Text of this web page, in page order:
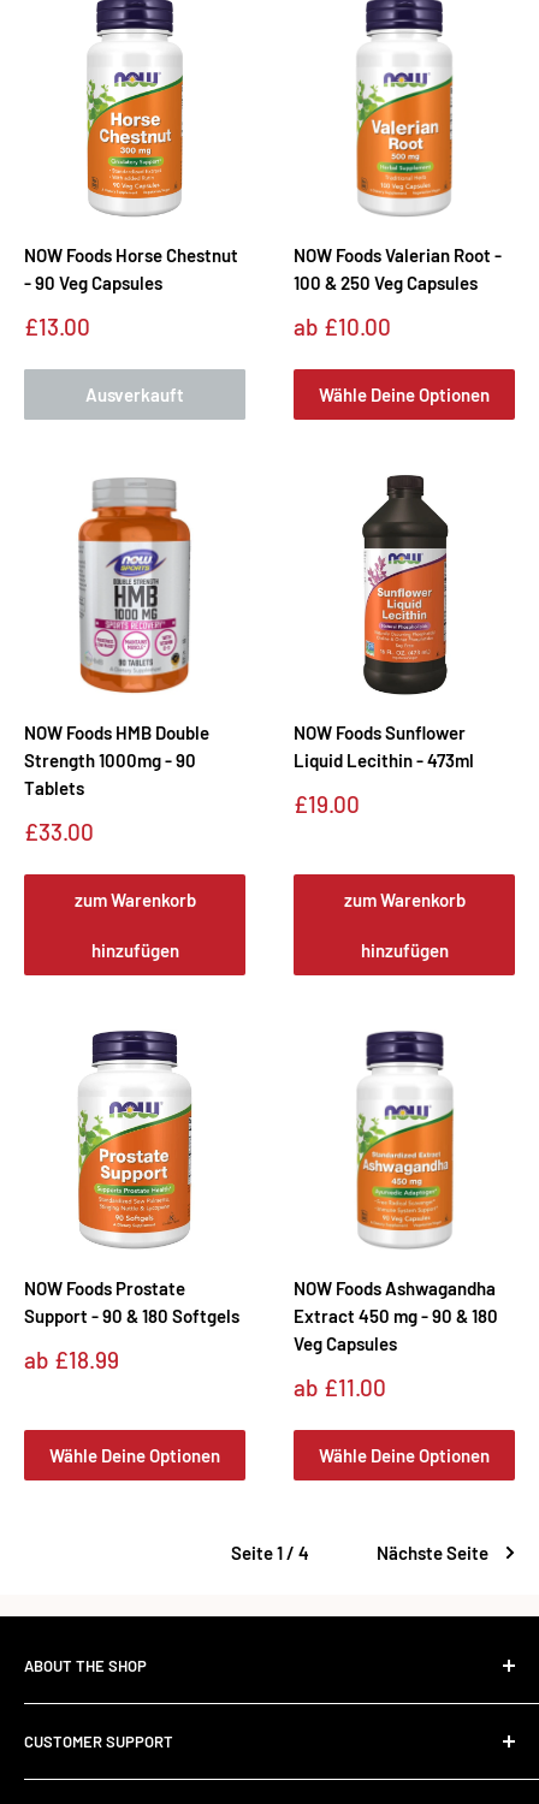
NOW Foods Horse Chestnut
- 90 Veg Capsules
Sonderpreis
£13.00
Ausverkauft
NOW Foods Valerian Root -
100 & 250 Veg Capsules
Sonderpreis
ab £10.00
Wähle Deine Optionen
NOW Foods HMB Double
Strength 1000mg - 90
Tablets
Sonderpreis
£33.00
zum Warenkorb
hinzufügen
NOW Foods Sunflower
Liquid Lecithin - 473ml
Sonderpreis
£19.00
zum Warenkorb
hinzufügen
NOW Foods Prostate
Support - 90 & 180 Softgels
Sonderpreis
ab £18.99
Wähle Deine Optionen
NOW Foods Ashwagandha
Extract 450 mg - 90 & 180
Veg Capsules
Sonderpreis
ab £11.00
Wähle Deine Optionen
Seite 1 / 4 Nächste Seite
ABOUT THE SHOP
The Standard Over the Sale.
CUSTOMER SUPPORT
Contact Us